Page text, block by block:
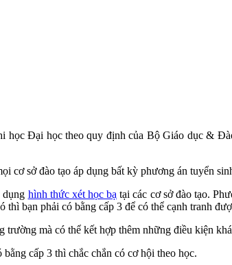
Đại học theo quy định của Bộ Giáo dục &
cơ sở đào tạo áp dụng bất kỳ phương án tuyển
dụng hình thức xét học bạ tại các cơ sở đào tạo.
bạn phải có bằng cấp 3 để có thể cạnh tranh
mà có thể kết hợp thêm những điều kiện
cấp 3 thì chắc chắn có cơ hội theo học.